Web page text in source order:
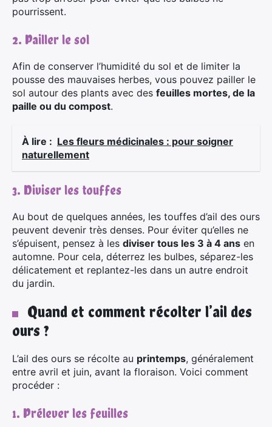
pourrissent.
2. Pailler le sol
Afin de conserver l’humidité du sol et de limiter la
pousse des mauvaises herbes, vous pouvez pailler le
sol autour des plants avec des feuilles mortes, de la
paille ou du compost.
À lire : Les fleurs médicinales : pour soigner
naturellement
3. Diviser les touffes
Au bout de quelques années, les touffes d’ail des ours
peuvent devenir très denses. Pour éviter qu’elles ne
s’épuisent, pensez à les diviser tous les 3 à 4 ans en
automne. Pour cela, déterrez les bulbes, séparez-les
délicatement et replantez-les dans un autre endroit
du jardin.
Quand et comment récolter l’ail des
ours ?
L’ail des ours se récolte au printemps, généralement
entre avril et juin, avant la floraison. Voici comment
procéder :
1. Prélever les feuilles